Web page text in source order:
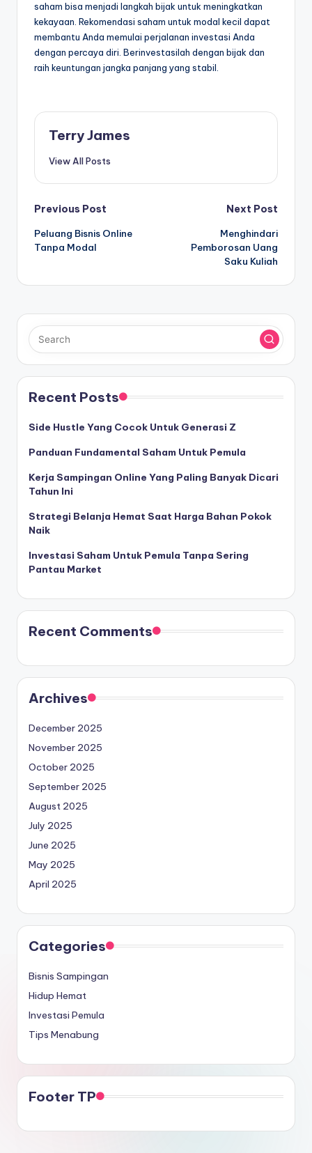
saham bisa menjadi langkah bijak untuk meningkatkan
kekayaan. Rekomendasi saham untuk modal kecil dapat
membantu Anda memulai perjalanan investasi Anda
dengan percaya diri. Berinvestasilah dengan bijak dan
raih keuntungan jangka panjang yang stabil.
Terry James
View All Posts
Post
navigation
Previous Post
Peluang Bisnis Online
Tanpa Modal
Next Post
Menghindari
Pemborosan Uang
Saku Kuliah
Recent Posts
Side Hustle Yang Cocok Untuk Generasi Z
Panduan Fundamental Saham Untuk Pemula
Kerja Sampingan Online Yang Paling Banyak Dicari
Tahun Ini
Strategi Belanja Hemat Saat Harga Bahan Pokok
Naik
Investasi Saham Untuk Pemula Tanpa Sering
Pantau Market
Recent Comments
Archives
December 2025
November 2025
October 2025
September 2025
August 2025
July 2025
June 2025
May 2025
April 2025
Categories
Bisnis Sampingan
Hidup Hemat
Investasi Pemula
Tips Menabung
Footer TP